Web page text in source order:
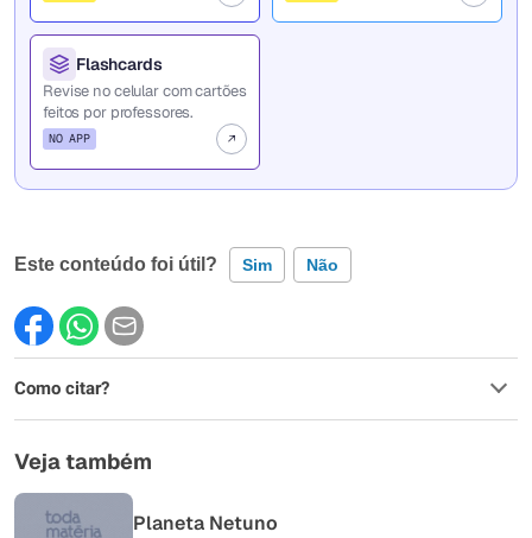
Flashcards
Revise no celular com cartões
feitos por professores.
NO APP
Este conteúdo foi útil? Sim Não
Este conteúdo contém informação incorreta
Este conteúdo não tem a informação que procuro
Como citar?
Veja também
Planeta Netuno